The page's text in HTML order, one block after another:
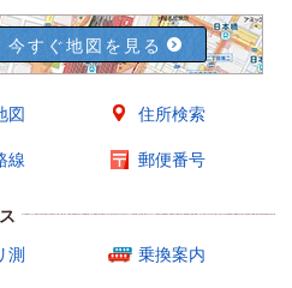
今すぐ地図を見る
図 住所検索
線 郵便番号
測
乗換案内